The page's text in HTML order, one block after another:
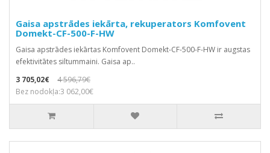
Gaisa apstrādes iekārta, rekuperators Komfovent
Domekt-CF-500-F-HW
Gaisa apstrādes iekārtas Komfovent Domekt-CF-500-F-HW ir augstas
efektivitātes siltummaini. Gaisa ap..
3 705,02€
4 596,79€
Bez nodokļa:3 062,00€